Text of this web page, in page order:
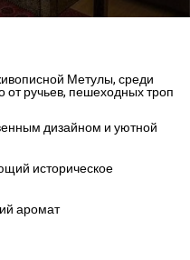
Метулы, среди
от ручьев, пешеходных троп
дизайном и уютной
историческое
аромат